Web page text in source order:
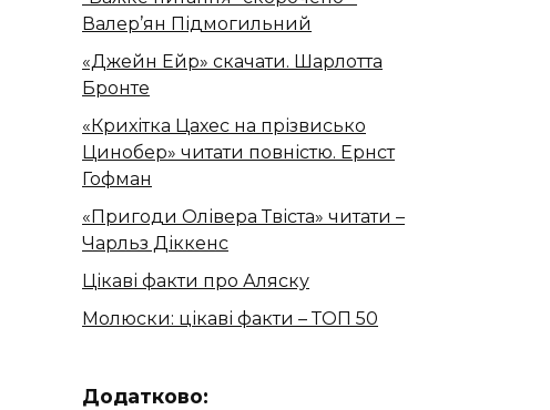
Валер’ян Підмогильний
«Джейн Ейр» скачати. Шарлотта
Бронте
«Крихітка Цахес на прізвисько
Цинобер» читати повністю. Ернст
Гофман
«Пригоди Олівера Твіста» читати –
Чарльз Діккенс
Цікаві факти про Аляску
Молюски: цікаві факти – ТОП 50
Додатково: